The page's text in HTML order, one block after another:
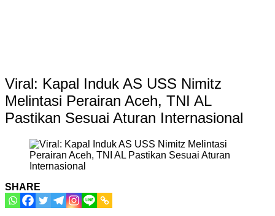
Viral: Kapal Induk AS USS Nimitz
Melintasi Perairan Aceh, TNI AL
Pastikan Sesuai Aturan Internasional
SHARE